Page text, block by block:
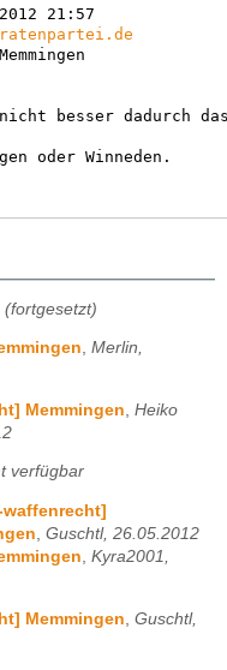
21:57
besser dadurch
(fortgesetzt)
, Merlin,
Memmingen Heiko
verfügbar
waffenrecht]
Guschtl, 26.05.2012
Kyra2001,
Memmingen Guschtl,